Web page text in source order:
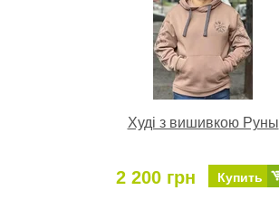
Худі з вишивкою Руны
2 200 грн Купить